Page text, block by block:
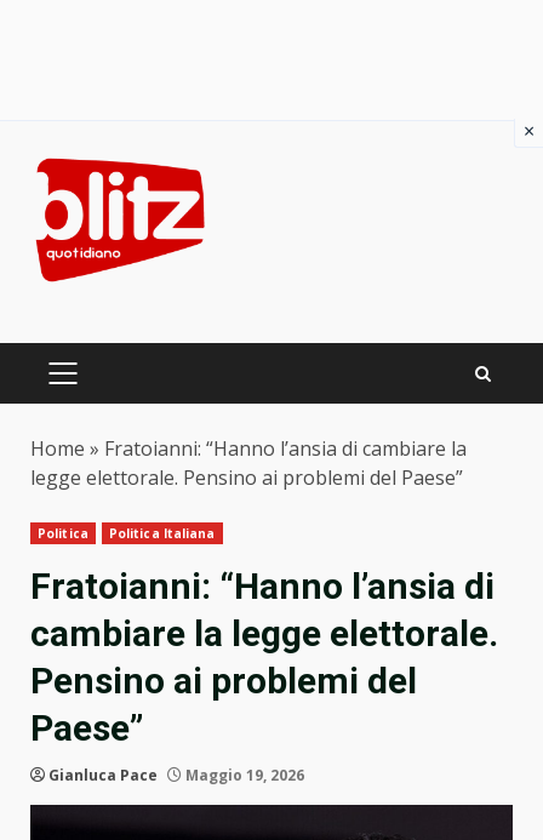
content
PRIMARY
Home » Fratoianni: “Hanno l’ansia di cambiare la
legge elettorale. Pensino ai problemi del Paese”
Politica Politica Italiana
Fratoianni: “Hanno l’ansia di
cambiare la legge elettorale.
Pensino ai problemi del
Paese”
Gianluca Pace Maggio 19, 2026
×